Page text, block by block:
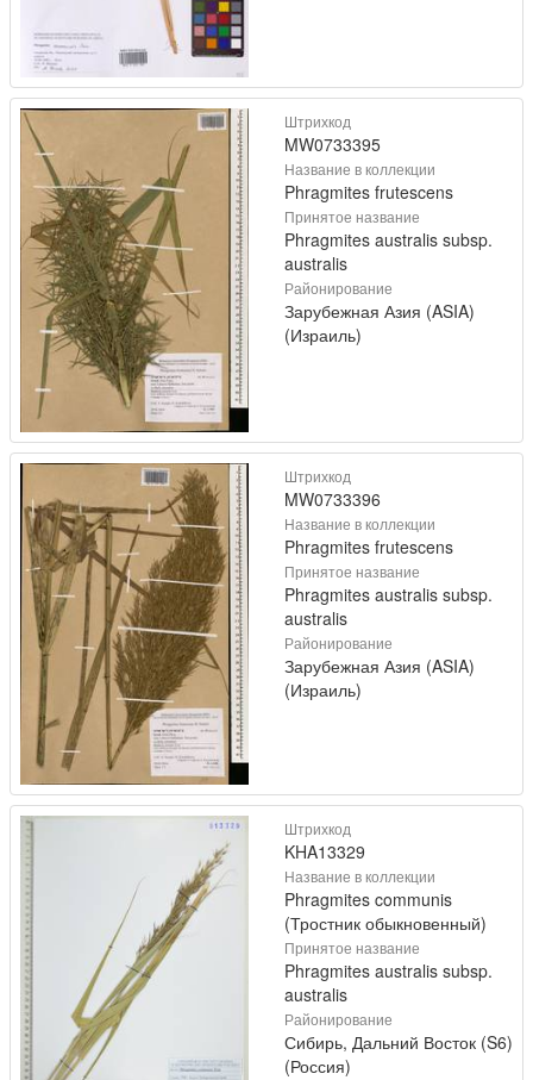
Штрихкод
MW0733395
Название в коллекции
Phragmites frutescens
Принятое название
Phragmites australis subsp.
australis
Районирование
Зарубежная Азия (ASIA)
(Израиль)
Штрихкод
MW0733396
Название в коллекции
Phragmites frutescens
Принятое название
Phragmites australis subsp.
australis
Районирование
Зарубежная Азия (ASIA)
(Израиль)
Штрихкод
KHA13329
Название в коллекции
Phragmites communis
(Тростник обыкновенный)
Принятое название
Phragmites australis subsp.
australis
Районирование
Сибирь, Дальний Восток (S6)
(Россия)